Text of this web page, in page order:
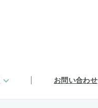
お問い合わせ